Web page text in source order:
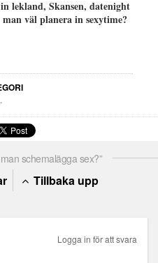
lekland, Skansen, datenight
väl planera in sexytime?
.
schemalägga sex?”
Tillbaka upp
Logga in för att svara